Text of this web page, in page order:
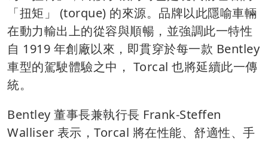
「扭矩」 (torque) 的來源。品牌以此隱喻車輛
在動力輸出上的從容與順暢，並強調此一特性
自 1919 年創廠以來，即貫穿於每一款 Bentley
車型的駕駛體驗之中， Torcal 也將延續此一傳
統。
Bentley 董事長兼執行長 Frank-Steffen
Walliser 表示，Torcal 將在性能、舒適性、手